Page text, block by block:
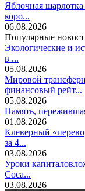
Яблочная шарлотка
коро...
06.08.2026
Популярные
Экологические и
в ...
05.08.2026
Мировой
финансовый рейт...
05.08.2026
Память,
01.08.2026
Клеверный
за 4...
03.08.2026
Уроки
Coca...
03.08.2026